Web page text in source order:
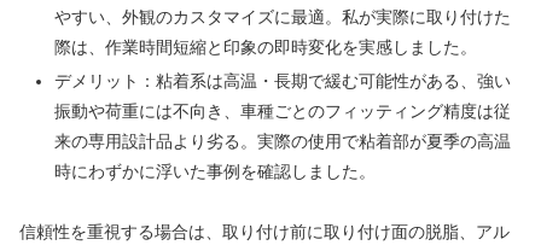
やすい、外観のカスタマイズに最適。私が実際に取り付けた
際は、作業時間短縮と印象の即時変化を実感しました。
デメリット：粘着系は高温・長期で緩む可能性がある、強い
振動や荷重には不向き、車種ごとのフィッティング精度は従
来の専用設計品より劣る。実際の使用で粘着部が夏季の高温
時にわずかに浮いた事例を確認しました。
信頼性を重視する場合は、取り付け前に取り付け面の脱脂、アル